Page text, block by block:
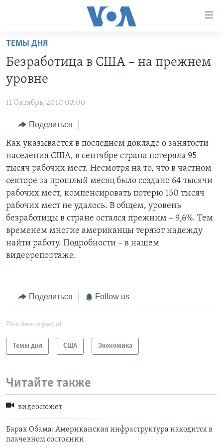
Перейти
основной
контент
Перейти
навигации
Перейти
поиск
ПРОГРАММЫ
НОВОСТИ ЗА МИНУТУ
ИТОГИ
ПОЧЕМУ ЭТО ВАЖНО?
ДИСКУССИЯ VOA
ДЕТАЛИ
НЬЮ-ЙОРК NEW YORK
АМЕРИКА. БОЛЬШОЕ ПУТЕШЕСТВИЕ
ПРОЕКТЫ
УЧИМ АНГЛИЙСКИЙ
НАША АМЕРИКАНСКАЯ ИСТОРИЯ
А КАК В АМЕРИКЕ?
АМЕРИКАНСКИЕ ГОРОДКИ
ТЕСТЫ
ЭКСПЕРТИЗА
ИНТЕРВЬЮ
ФАКТЫ ПРОТИВ ФЕЙКОВ
ЗА СВОБОДУ ПРЕССЫ
УЧИМ АНГЛИЙСКИЙ
ВИДЕО
ПОДПИСКА НА НОВОСТИ
Learning English
ТЕМЫ ДНЯ
Безработица в США – на прежнем
уровне
11 Октябрь, 2010 03:00
Поделиться
Как указывается в последнем докладе о занятости
населения США, в сентябре страна потеряла 95
тысяч рабочих мест. Несмотря на то, что в частном
секторе за прошлый месяц было создано 64 тысячи
рабочих мест, компенсировать потерю 150 тысяч
рабочих мест не удалось. В общем, уровень
безработицы в стране остался прежним – 9,6%. Тем
временем многие американцы теряют надежду
найти работу. Подробности – в нашем
видеорепортаже.
Поделиться Follow us
This item is part of
Темы дня США Экономика
Читайте также
видеосюжет
Барак Обама: Американская инфраструктура находится в
плачевном состоянии